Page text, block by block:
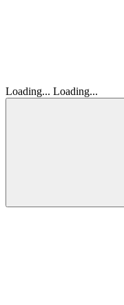
Loading... Loading...